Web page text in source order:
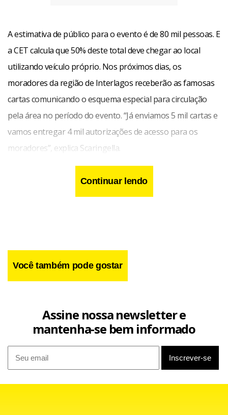
A estimativa de público para o evento é de 80 mil pessoas. E
a CET calcula que 50% deste total deve chegar ao local
utilizando veículo próprio. Nos próximos dias, os
moradores da região de Interlagos receberão as famosas
cartas comunicando o esquema especial para circulação
pela área no período do evento. “Já enviamos 5 mil cartas e
vamos entregar 4 mil autorizações de acesso para os
moradores”, explica Scaringella.
Cerca de 2 mil agentes serão mobilizados para trabalhar
na orientação e fiscalização do GP, além de cinco bases
transporte coletivo.
Continuar lendo
Você também pode gostar
Assine nossa newsletter e
mantenha-se bem informado